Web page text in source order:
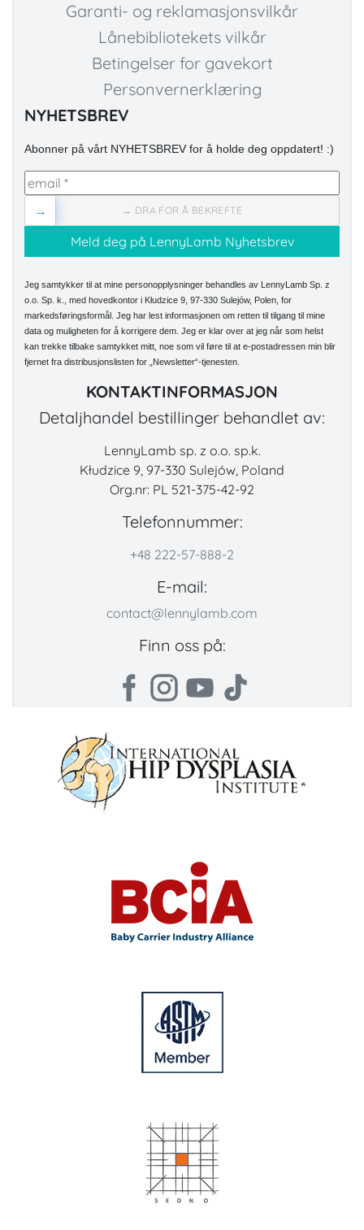
Garanti- og reklamasjonsvilkår
Lånebibliotekets vilkår
Betingelser for gavekort
Personvernerklæring
NYHETSBREV
Abonner på vårt NYHETSBREV for å holde deg oppdatert! :)
→ DRA FOR Å BEKREFTE
→
Jeg samtykker til at mine personopplysninger behandles av LennyLamb Sp. z
o.o. Sp. k., med hovedkontor i Kłudzice 9, 97-330 Sulejów, Polen, for
markedsføringsformål. Jeg har lest informasjonen om retten til tilgang til mine
data og muligheten for å korrigere dem. Jeg er klar over at jeg når som helst
kan trekke tilbake samtykket mitt, noe som vil føre til at e-postadressen min blir
fjernet fra distribusjonslisten for „Newsletter“-tjenesten.
KONTAKTINFORMASJON
Detaljhandel bestillinger behandlet av:
LennyLamb sp. z o.o. sp.k.
Kłudzice 9, 97-330 Sulejów, Poland
Org.nr: PL 521-375-42-92
Telefonnummer:
+48 222-57-888-2
E-mail:
contact@lennylamb.com
Finn oss på: